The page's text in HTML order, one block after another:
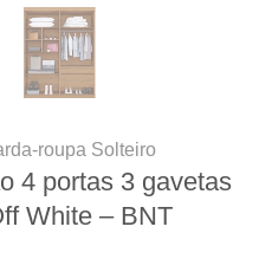
roupa Solteiro
4 portas 3 gavetas
White – BNT